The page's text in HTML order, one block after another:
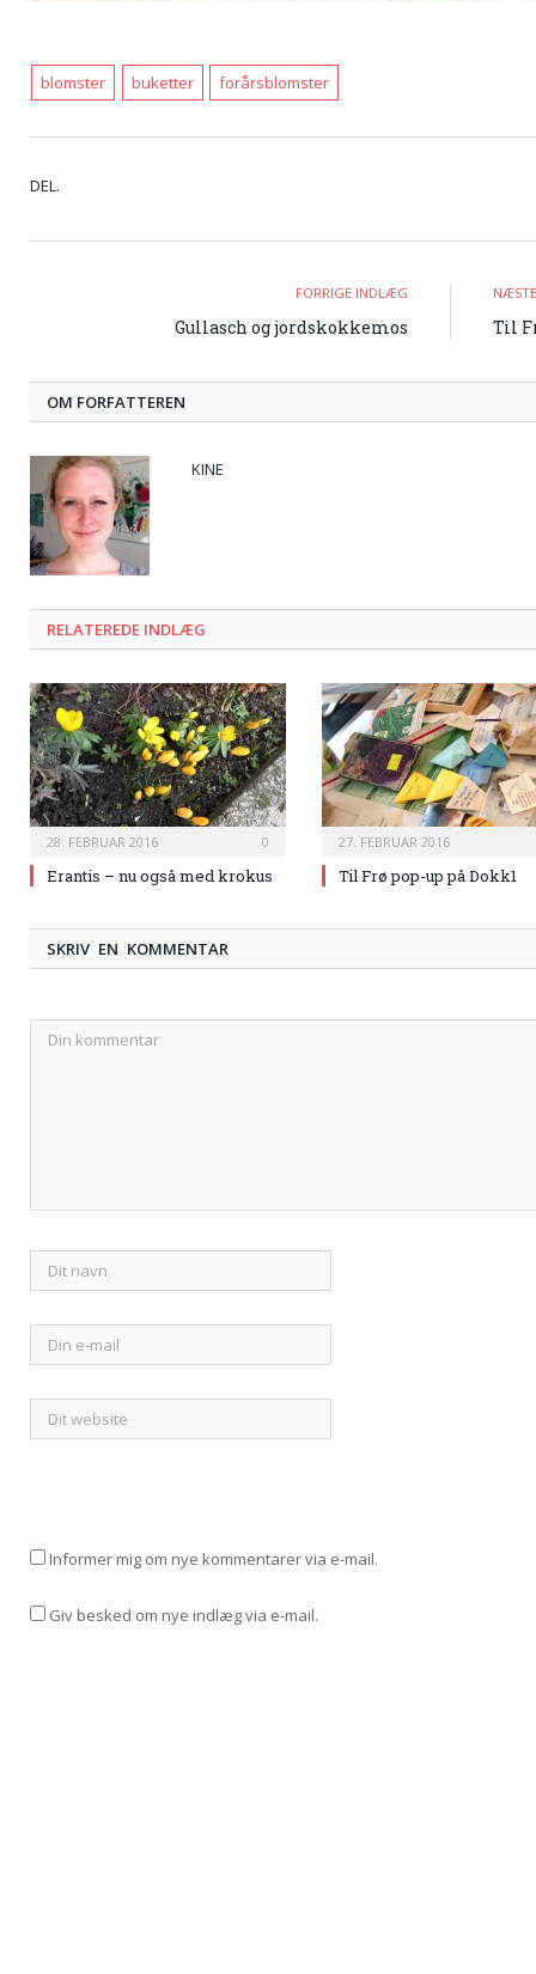
blomster buketter forårsblomster
DEL.
FORRIGE INDLÆG
Gullasch og jordskokkemos Til
OM FORFATTEREN
KINE
RELATEREDE INDLÆG
28. FEBRUAR 2016 0
Erantis – nu også med krokus
27. FEBRUAR 2016
Til Frø pop-up på Dokk1
SKRIV EN KOMMENTAR
Informer mig om nye kommentarer via e-mail.
Giv besked om nye indlæg via e-mail.